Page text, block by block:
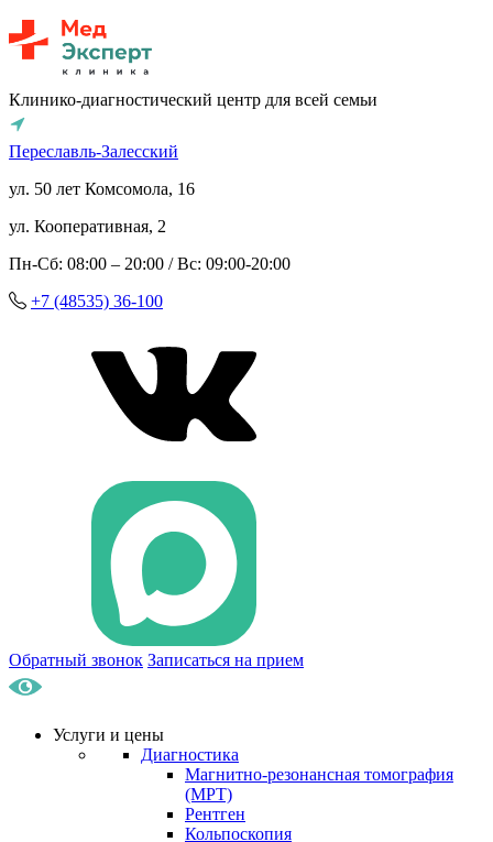
Клинико-диагностический центр для всей семьи
Переславль-Залесский
ул. 50 лет Комсомола, 16
ул. Кооперативная, 2
Пн-Сб: 08:00 – 20:00 / Вс: 09:00-20:00
+7 (48535) 36-100
Обратный звонок Записаться на прием
Услуги и цены
Диагностика
Магнитно-резонансная томография
(МРТ)
Рентген
Кольпоскопия